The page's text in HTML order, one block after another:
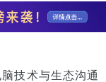
技术与生态沟通